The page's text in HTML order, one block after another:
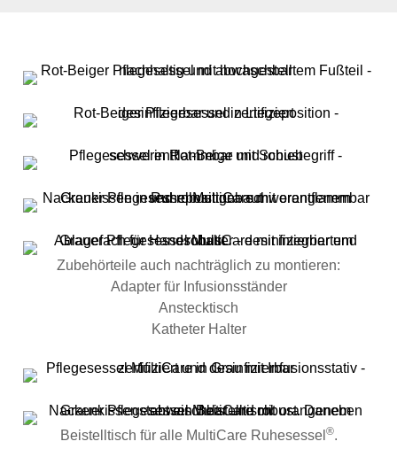
Zubehörteile auch nachträglich zu montieren:
Adapter für Infusionsständer
Anstecktisch
Katheter Halter
Beistelltisch für alle MultiCare Ruhesessel ®.